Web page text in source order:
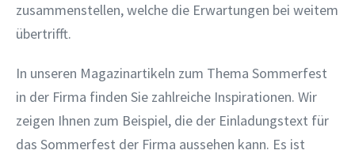
zusammenstellen, welche die Erwartungen bei weitem
übertrifft.
In unseren Magazinartikeln zum Thema Sommerfest
in der Firma finden Sie zahlreiche Inspirationen. Wir
zeigen Ihnen zum Beispiel, die der Einladungstext für
das Sommerfest der Firma aussehen kann. Es ist